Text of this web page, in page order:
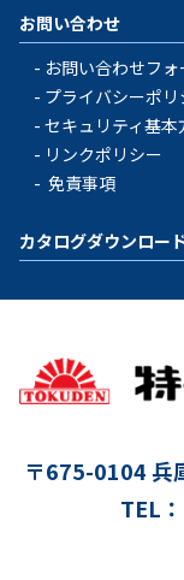
お問い合わせ
お問い合わせフォ
プライバシーポリ
セキュリティ基本
リンクポリシー
免責事項
カタログダウンロー
〒675-0104 兵
TEL